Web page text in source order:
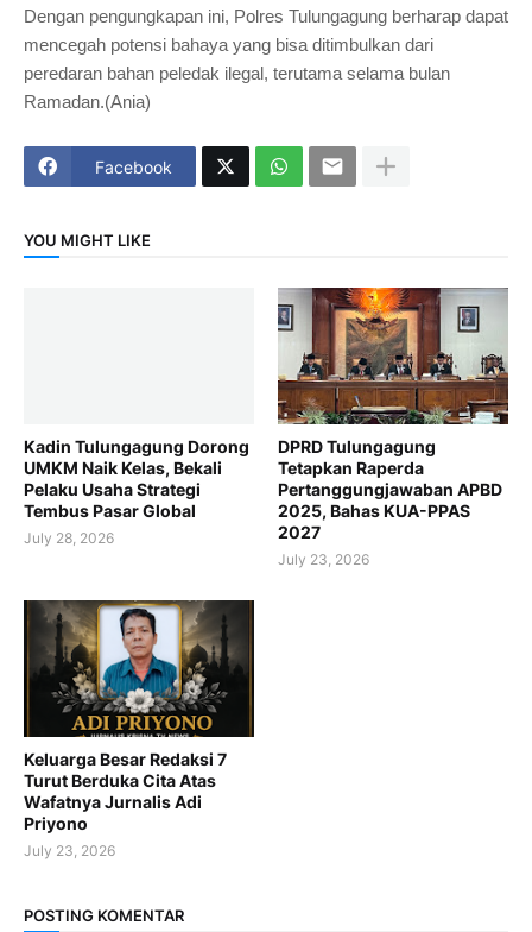
Dengan pengungkapan ini, Polres Tulungagung berharap dapat
mencegah potensi bahaya yang bisa ditimbulkan dari
peredaran bahan peledak ilegal, terutama selama bulan
Ramadan.(Ania)
Facebook
YOU MIGHT LIKE
Kadin Tulungagung Dorong
UMKM Naik Kelas, Bekali
Pelaku Usaha Strategi
Tembus Pasar Global
July 28, 2026
DPRD Tulungagung
Tetapkan Raperda
Pertanggungjawaban APBD
2025, Bahas KUA-PPAS
2027
July 23, 2026
Keluarga Besar Redaksi 7
Turut Berduka Cita Atas
Wafatnya Jurnalis Adi
Priyono
July 23, 2026
POSTING KOMENTAR